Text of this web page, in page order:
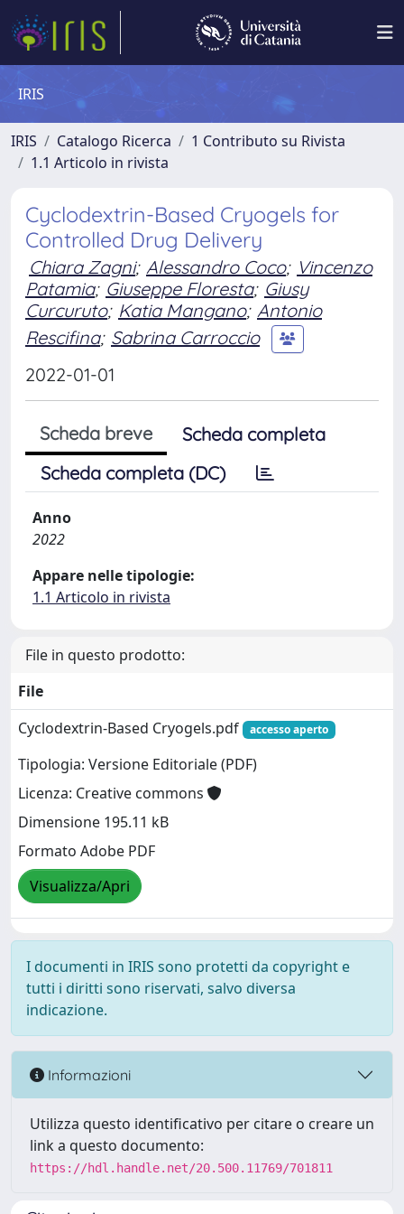
IRIS
IRIS Catalogo Ricerca
1 Contributo su Rivista
1.1 Articolo in rivista
Cyclodextrin-Based Cryogels for
Controlled Drug Delivery
Chiara Zagni; Alessandro Coco; Vincenzo
Patamia; Giuseppe Floresta; Giusy
Curcuruto; Katia Mangano; Antonio
Rescifina; Sabrina Carroccio
2022-01-01
Scheda breve
Scheda completa
Scheda completa (DC)
Anno
2022
Appare nelle tipologie:
1.1 Articolo in rivista
File in questo prodotto:
File
Cyclodextrin-Based Cryogels.pdf
accesso aperto
Tipologia: Versione Editoriale (PDF)
Licenza: Creative commons
Dimensione 195.11 kB
Formato Adobe PDF
Visualizza/Apri
I documenti in IRIS sono protetti da copyright e
tutti i diritti sono riservati, salvo diversa
indicazione.
Informazioni
Utilizza questo identificativo per citare o creare un
link a questo documento:
https://hdl.handle.net/20.500.11769/701811